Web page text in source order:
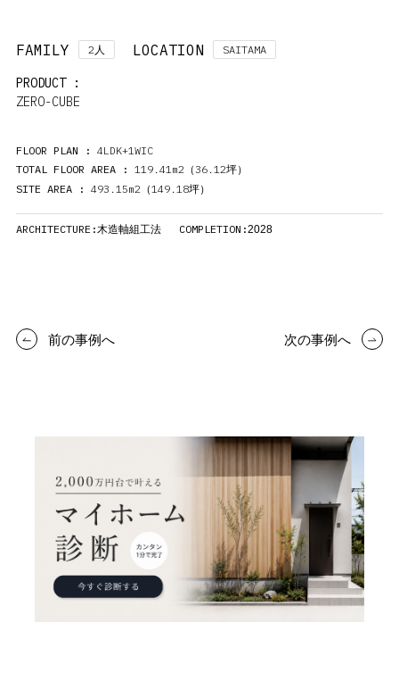
FAMILY 2 人 LOCATION SAITAMA
PRODUCT :
ZERO-CUBE
FLOOR PLAN : 4LDK+1WIC
TOTAL FLOOR AREA : 119.41m2（36.12坪）
SITE AREA : 493.15m2（149.18坪）
ARCHITECTURE: 木造軸組工法 COMPLETION:2028
前の事例へ 次の事例へ